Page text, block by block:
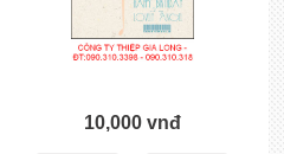
10,000 vnđ